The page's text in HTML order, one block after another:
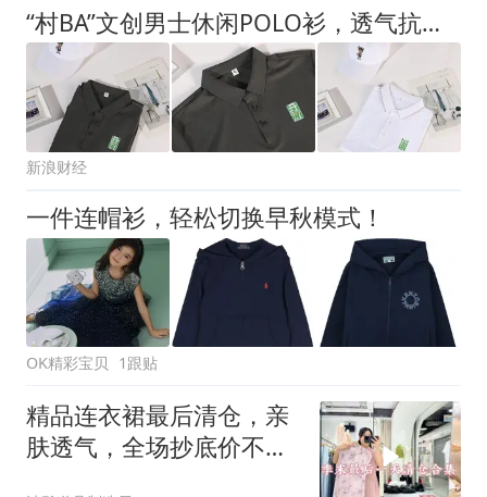
“村BA”文创男士休闲POLO衫，透气抗皱好打理，穿出赛场活力感
新浪财经
一件连帽衫，轻松切换早秋模式！
OK精彩宝贝 1跟贴
精品连衣裙最后清仓，亲
肤透气，全场抄底价不补